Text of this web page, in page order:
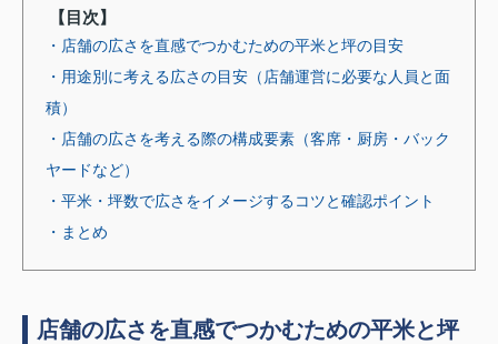
【目次】
・店舗の広さを直感でつかむための平米と坪の目安
・用途別に考える広さの目安（店舗運営に必要な人員と面
積）
・店舗の広さを考える際の構成要素（客席・厨房・バック
ヤードなど）
・平米・坪数で広さをイメージするコツと確認ポイント
・まとめ
店舗の広さを直感でつかむための平米と坪